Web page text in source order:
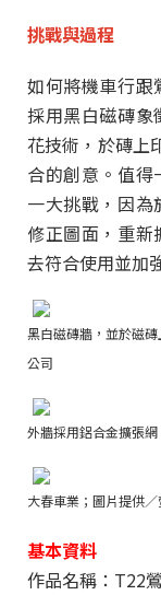
挑戰與過程
如何將機車行跟
採用黑白磁磚象
花技術，於磚上
合的創意。值
一大挑戰，因
修正圖面，重新
去符合使用並加
黑白磁磚牆，並於磁
公司
外牆採用鋁合金擴張
大春車業；圖片提供
基本資料
作品名稱：T22